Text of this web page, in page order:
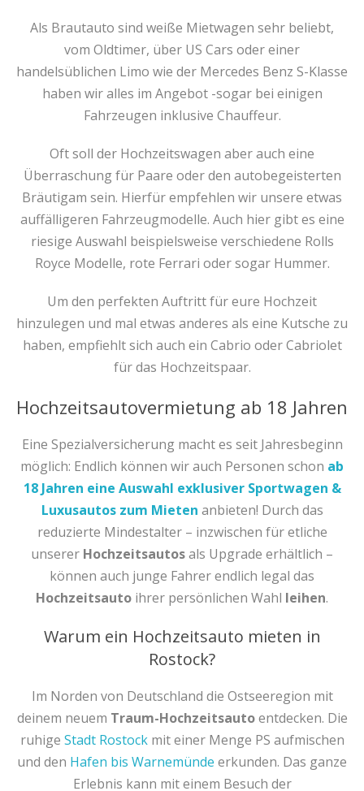
Als Brautauto sind weiße Mietwagen sehr beliebt,
vom Oldtimer, über US Cars oder einer
handelsüblichen Limo wie der Mercedes Benz S-Klasse
haben wir alles im Angebot -sogar bei einigen
Fahrzeugen inklusive Chauffeur.
Oft soll der Hochzeitswagen aber auch eine
Überraschung für Paare oder den autobegeisterten
Bräutigam sein. Hierfür empfehlen wir unsere etwas
auffälligeren Fahrzeugmodelle. Auch hier gibt es eine
riesige Auswahl beispielsweise verschiedene Rolls
Royce Modelle, rote Ferrari oder sogar Hummer.
Um den perfekten Auftritt für eure Hochzeit
hinzulegen und mal etwas anderes als eine Kutsche zu
haben, empfiehlt sich auch ein Cabrio oder Cabriolet
für das Hochzeitspaar.
Hochzeitsautovermietung ab 18 Jahren
Eine Spezialversicherung macht es seit Jahresbeginn
möglich: Endlich können wir auch Personen schon ab
18 Jahren eine Auswahl exklusiver Sportwagen &
Luxusautos zum Mieten anbieten! Durch das
reduzierte Mindestalter – inzwischen für etliche
unserer Hochzeitsautosals Upgrade erhältlich –
können auch junge Fahrer endlich legal das
Hochzeitsauto ihrer persönlichen Wahl leihen.
Warum ein Hochzeitsauto mieten in
Rostock?
Im Norden von Deutschland die Ostseeregion mit
deinem neuem Traum-Hochzeitsautoentdecken. Die
ruhige Stadt Rostockmit einer Menge PS aufmischen
und den Hafen bis Warnemünde erkunden. Das ganze
Erlebnis kann mit einem Besuch der